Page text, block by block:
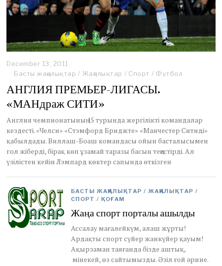
December 13, 2011
e
e
m
b
1
3
,
2
1
1
Басты жаңалықтар / Жаңалықтар / Спорт / Футбол
АНГЛИЯ ПРЕМЬЕР-ЛИГАСЫ.
«МАНдраж СИТИ»
Англия чемпионатының 15 турында жергілікті командалар
кездесті. «Челси» «Стэмфорд Бриджте» «Манчестер Ситиді»
қабылдады. Виллаш-Боаш командасы ойын басталысымен
гол жіберді, бірақ көп ұзамай таразы басын теңестірді. Ал
үзілістен кейін Лэмпард көктер сапында өткізген
БАСТЫ ЖАҢАЛЫҚТАР / ЖАҢАЛЫҚТАР /
СПОРТ / ҚОҒАМ
Жаңа спорт порталы ашылды
Ассалау мағалейкүм, алаш жұрты!
Ардақты спорт сүйер жанкүйер қауым!
Ақырзаман таяғанда бізде аштық,
мінекей, өз сайтымызды. Әзіл ғой әрине.